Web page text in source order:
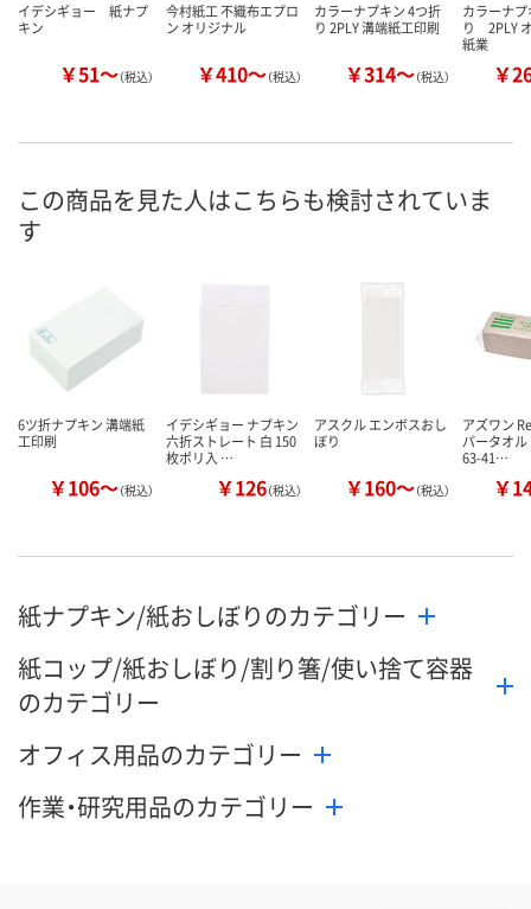
イデシギョー 紙ナプ
キン
￥51～（税込）
今村紙工 不織布エプロ
ン オリジナル
￥410～（税込）
カラーナプキン 4つ折
り 2PLY 溝端紙工印刷
￥314～（税込）
カラーナ
り 2PLY
紙業
￥
この商品を見た人はこちらも検討されていま
す
6ツ折ナプキン 溝端紙
工印刷
￥106～（税込）
イデシギョー ナプキン
六折ストレート 白 150
枚ポリ入 …
￥126（税込）
アスクル エンボスおし
ぼり
￥160～（税込）
アズワン
パータオ
63-41…
￥
紙ナプキン/紙おしぼりのカテゴリー
紙コップ/紙おしぼり/割り箸/使い捨て容器
のカテゴリー
オフィス用品のカテゴリー
作業・研究用品のカテゴリー